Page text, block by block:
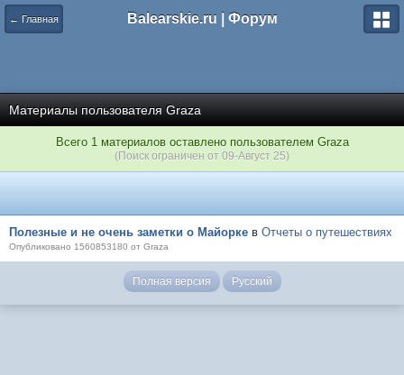
← Главная Balearskie.ru | Форум
Материалы пользователя Graza
Всего 1 материалов оставлено пользователем Graza
(Поиск ограничен от 09-Август 25)
Полезные и не очень заметки о Майорке в Отчеты о путешествиях
Опубликовано 1560853180 от Graza
Полная версия Русский